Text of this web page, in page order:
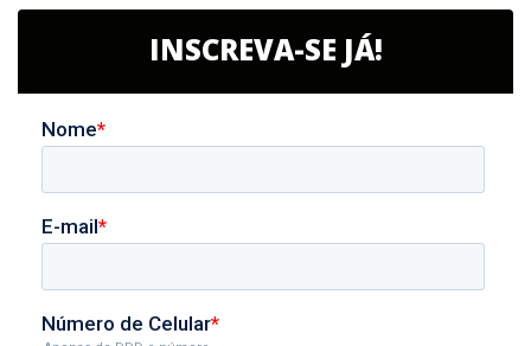
INSCREVA-SE JÁ!